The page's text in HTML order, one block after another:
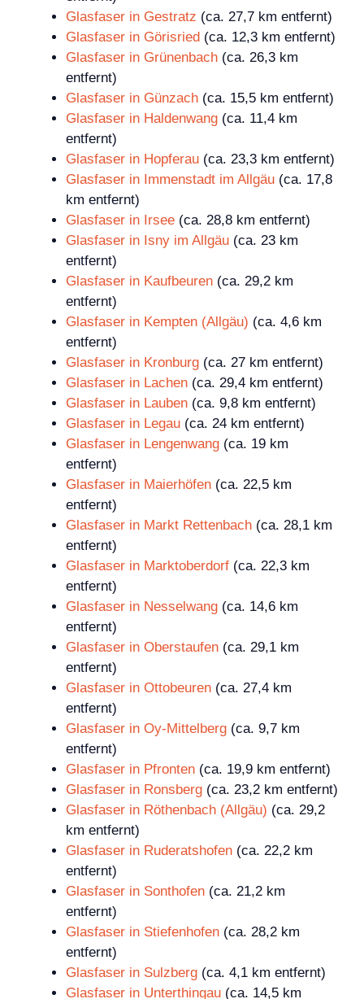
Glasfaser in Gestratz (ca. 27,7 km entfernt)
Glasfaser in Görisried (ca. 12,3 km entfernt)
Glasfaser in Grünenbach (ca. 26,3 km
entfernt)
Glasfaser in Günzach (ca. 15,5 km entfernt)
Glasfaser in Haldenwang (ca. 11,4 km
entfernt)
Glasfaser in Hopferau (ca. 23,3 km entfernt)
Glasfaser in Immenstadt im Allgäu (ca. 17,8
km entfernt)
Glasfaser in Irsee (ca. 28,8 km entfernt)
Glasfaser in Isny im Allgäu (ca. 23 km
entfernt)
Glasfaser in Kaufbeuren (ca. 29,2 km
entfernt)
Glasfaser in Kempten (Allgäu) (ca. 4,6 km
entfernt)
Glasfaser in Kronburg (ca. 27 km entfernt)
Glasfaser in Lachen (ca. 29,4 km entfernt)
Glasfaser in Lauben (ca. 9,8 km entfernt)
Glasfaser in Legau (ca. 24 km entfernt)
Glasfaser in Lengenwang (ca. 19 km
entfernt)
Glasfaser in Maierhöfen (ca. 22,5 km
entfernt)
Glasfaser in Markt Rettenbach (ca. 28,1 km
entfernt)
Glasfaser in Marktoberdorf (ca. 22,3 km
entfernt)
Glasfaser in Nesselwang (ca. 14,6 km
entfernt)
Glasfaser in Oberstaufen (ca. 29,1 km
entfernt)
Glasfaser in Ottobeuren (ca. 27,4 km
entfernt)
Glasfaser in Oy-Mittelberg (ca. 9,7 km
entfernt)
Glasfaser in Pfronten (ca. 19,9 km entfernt)
Glasfaser in Ronsberg (ca. 23,2 km entfernt)
Glasfaser in Röthenbach (Allgäu) (ca. 29,2
km entfernt)
Glasfaser in Ruderatshofen (ca. 22,2 km
entfernt)
Glasfaser in Sonthofen (ca. 21,2 km
entfernt)
Glasfaser in Stiefenhofen (ca. 28,2 km
entfernt)
Glasfaser in Sulzberg (ca. 4,1 km entfernt)
Glasfaser in Unterthingau (ca. 14,5 km